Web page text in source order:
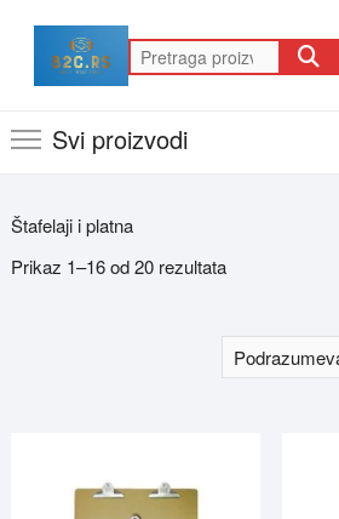
content
Pretraga
za:
Svi proizvodi
Štafelaji i platna
Prikaz 1–16 od 20 rezultata